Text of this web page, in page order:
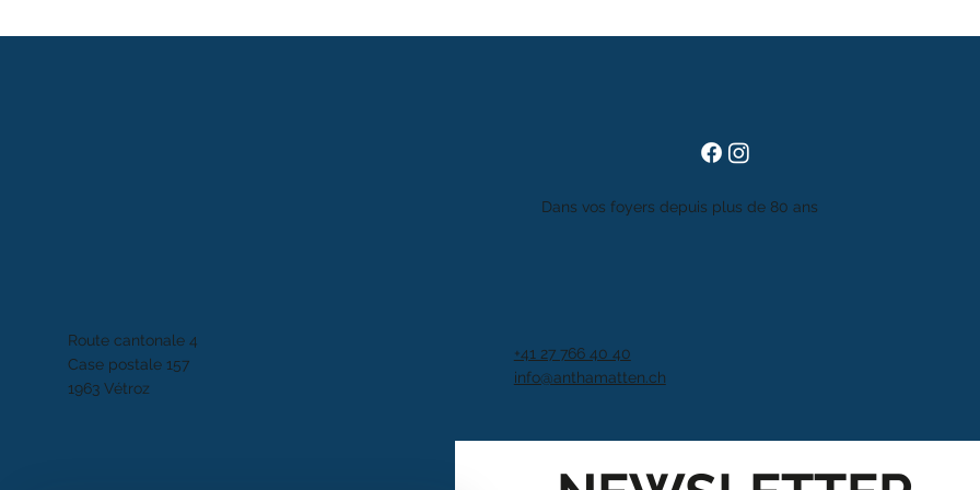
Route cantonale 4
Case postale 157
1963 Vétroz
Dans vos foyers depuis plus de 80 ans
+41 27 766 40 40
info@anthamatten.ch